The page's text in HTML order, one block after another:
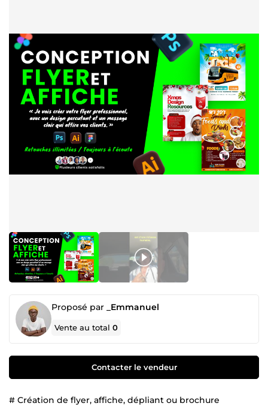
Proposé par _Emmanuel
Vente au total0
Contacter le vendeur
# Création de flyer, affiche, dépliant ou brochure